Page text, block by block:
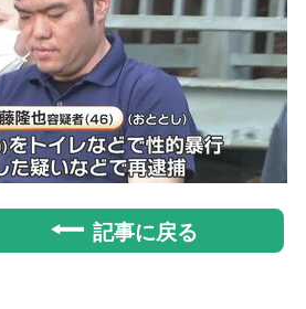
記事に戻る